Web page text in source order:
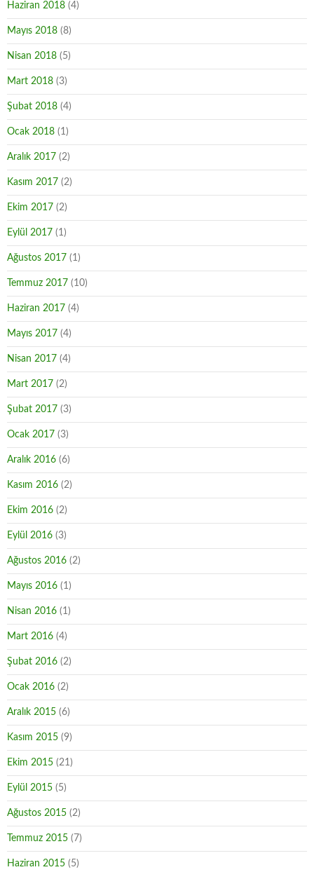
Haziran 2018 (4)
Mayıs 2018 (8)
Nisan 2018 (5)
Mart 2018 (3)
Şubat 2018 (4)
Ocak 2018 (1)
Aralık 2017 (2)
Kasım 2017 (2)
Ekim 2017 (2)
Eylül 2017 (1)
Ağustos 2017 (1)
Temmuz 2017 (10)
Haziran 2017 (4)
Mayıs 2017 (4)
Nisan 2017 (4)
Mart 2017 (2)
Şubat 2017 (3)
Ocak 2017 (3)
Aralık 2016 (6)
Kasım 2016 (2)
Ekim 2016 (2)
Eylül 2016 (3)
Ağustos 2016 (2)
Mayıs 2016 (1)
Nisan 2016 (1)
Mart 2016 (4)
Şubat 2016 (2)
Ocak 2016 (2)
Aralık 2015 (6)
Kasım 2015 (9)
Ekim 2015 (21)
Eylül 2015 (5)
Ağustos 2015 (2)
Temmuz 2015 (7)
Haziran 2015 (5)